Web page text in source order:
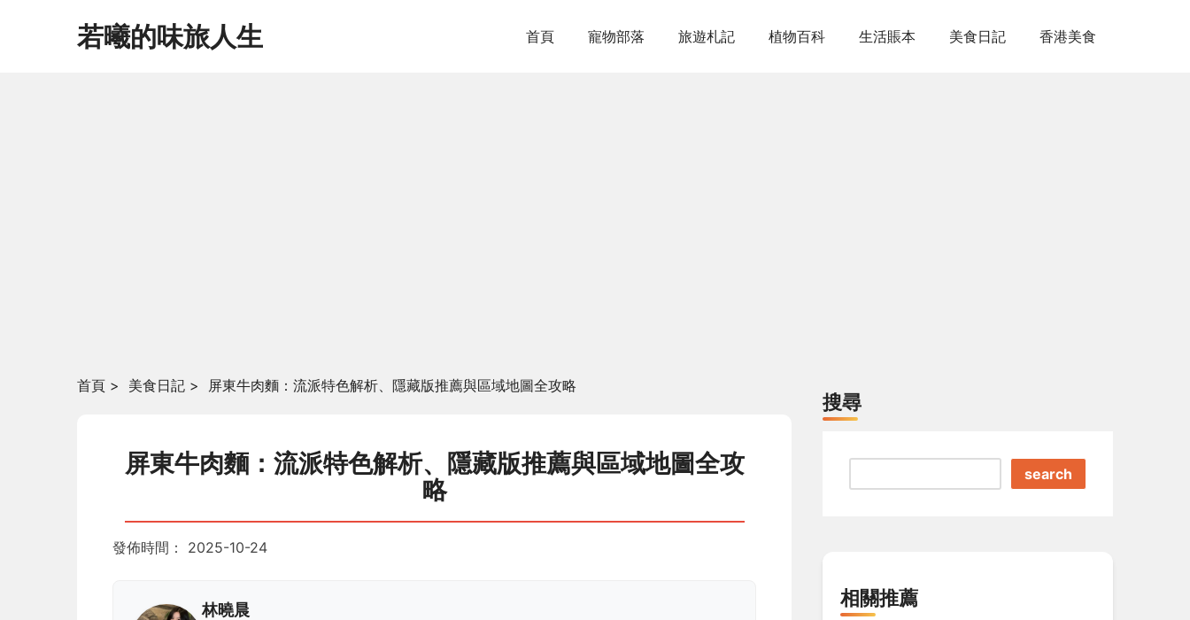
若曦的味旅人生 首頁 寵物部落 旅遊札記 植物百科 生活賬本 美食日記 香港美食
首頁 > 美食日記 > 屏東牛肉麵：流派特色解析、隱藏版推薦與區域地圖全攻略
屏東牛肉麵：流派特色解析、隱藏版推薦與區域地圖全攻
略
發佈時間： 2025-10-24
林曉晨
搜尋
search
相關推薦